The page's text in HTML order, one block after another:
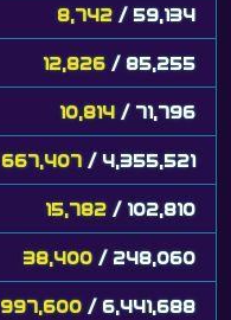
8,742 / 59,134
12,826 / 85,255
10,814 / 71,796
667,407 / 4,355,521
15,782 / 102,810
38,400 / 248,060
997,600 / 6,441,688